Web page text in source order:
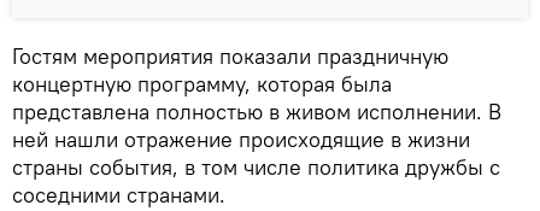
Гостям мероприятия показали праздничную
концертную программу, которая была
представлена полностью в живом исполнении. В
ней нашли отражение происходящие в жизни
страны события, в том числе политика дружбы с
соседними странами.